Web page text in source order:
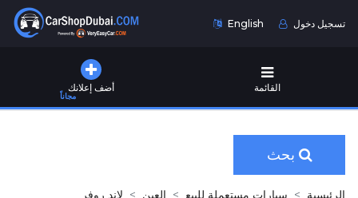
English تسجيل دخول
أضف إعلانك
مجاناً
القائمة
بحث
الرئيسية سيارات مستعملة للبيع العين
لاند روفر